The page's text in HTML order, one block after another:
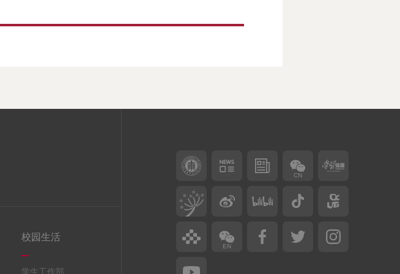
校园生活
学生工作部
CN
EN